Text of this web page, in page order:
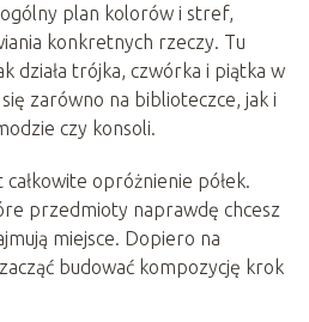
ogólny plan kolorów i stref,
konkretnych rzeczy. Tu
działa trójka, czwórka i piątka w
zarówno na biblioteczce, jak i
czy konsoli.
opróżnienie półek.
przedmioty naprawdę chcesz
miejsce. Dopiero na
budować kompozycję krok